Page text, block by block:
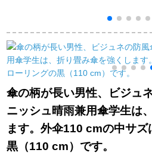
机です。傘立て会社
のロビ・ホーテの銀
行のデパトには、傘
立てのプリクラが10
頭前に置いてありま
す。
つ折りの傘晴雨
傘30565 D幽梅
傘の柄が長い男性、ビジュ
ニッシュ晴雨兼用傘学生は
ます。外伞110 cmの中サ
黒（110 cm）です。